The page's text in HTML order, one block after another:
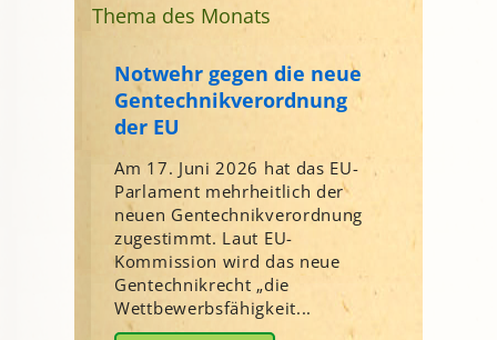
Thema des Monats
Notwehr gegen die neue
Gentechnikverordnung
der EU
Am 17. Juni 2026 hat das EU-
Parlament mehrheitlich der
neuen Gentechnikverordnung
zugestimmt. Laut EU-
Kommission wird das neue
Gentechnikrecht „die
Wettbewerbsfähigkeit...